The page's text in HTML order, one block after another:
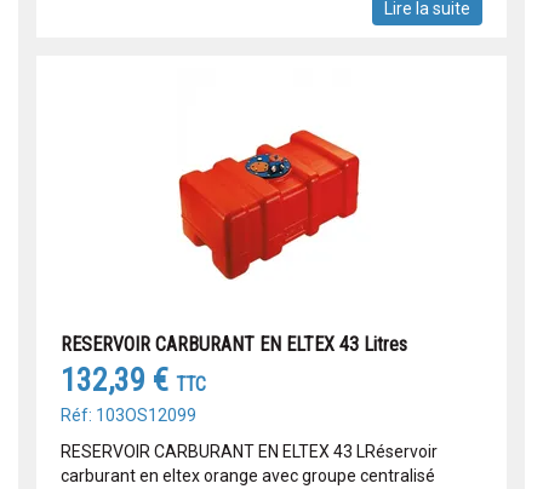
Lire la suite
RESERVOIR CARBURANT EN ELTEX 43 Litres
132,39 € TTC
Réf: 103OS12099
RESERVOIR CARBURANT EN ELTEX 43 LRéservoir
carburant en eltex orange avec groupe centralisé